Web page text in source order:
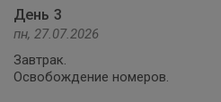
День 3
пн, 27.07.2026
Завтрак.
Освобождение номеров.